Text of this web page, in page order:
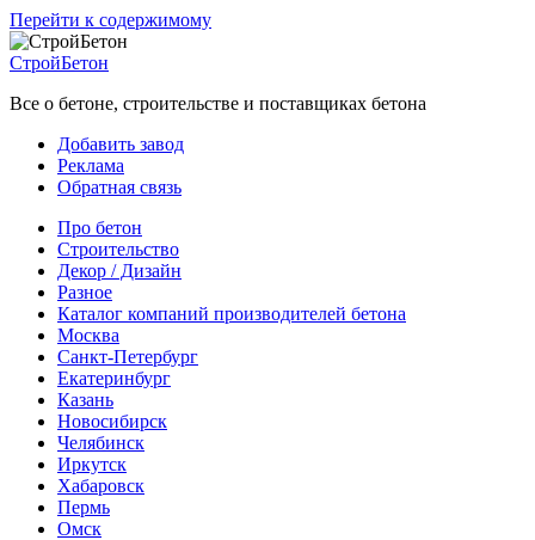
Перейти к содержимому
СтройБетон
Все о бетоне, строительстве и поставщиках бетона
Добавить завод
Реклама
Обратная связь
Про бетон
Строительство
Декор / Дизайн
Разное
Каталог компаний производителей бетона
Москва
Санкт-Петербург
Екатеринбург
Казань
Новосибирск
Челябинск
Иркутск
Хабаровск
Пермь
Омск